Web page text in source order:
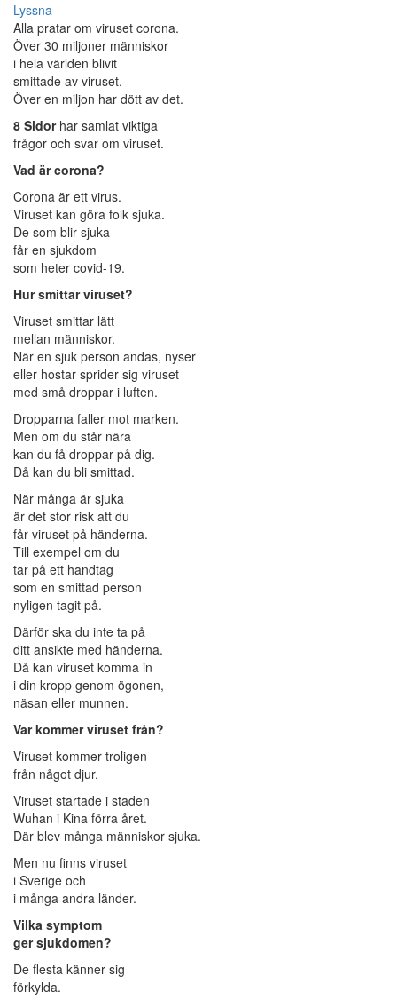
Lyssna
Alla pratar om viruset corona.
Över 30 miljoner människor
i hela världen blivit
smittade av viruset.
Över en miljon har dött av det.
8 Sidorhar samlat viktiga
frågor och svar om viruset.
Vad är corona?
Corona är ett virus.
Viruset kan göra folk sjuka.
De som blir sjuka
får en sjukdom
som heter covid-19.
Hur smittar viruset?
Viruset smittar lätt
mellan människor.
När en sjuk person andas, nyser
eller hostar sprider sig viruset
med små droppar i luften.
Dropparna faller mot marken.
Men om du står nära
kan du få droppar på dig.
Då kan du bli smittad.
När många är sjuka
är det stor risk att du
får viruset på händerna.
Till exempel om du
tar på ett handtag
som en smittad person
nyligen tagit på.
Därför ska du inte ta på
ditt ansikte med händerna.
Då kan viruset komma in
i din kropp genom ögonen,
näsan eller munnen.
Var kommer viruset från?
Viruset kommer troligen
från något djur.
Viruset startade i staden
Wuhan i Kina förra året.
Där blev många människor sjuka.
Men nu finns viruset
i Sverige och
i många andra länder.
Vilka symptom
ger sjukdomen?
De flesta känner sig
förkylda.